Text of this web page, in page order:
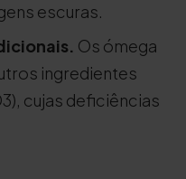
escuras.
Os ómega
ingredientes
cujas deficiências